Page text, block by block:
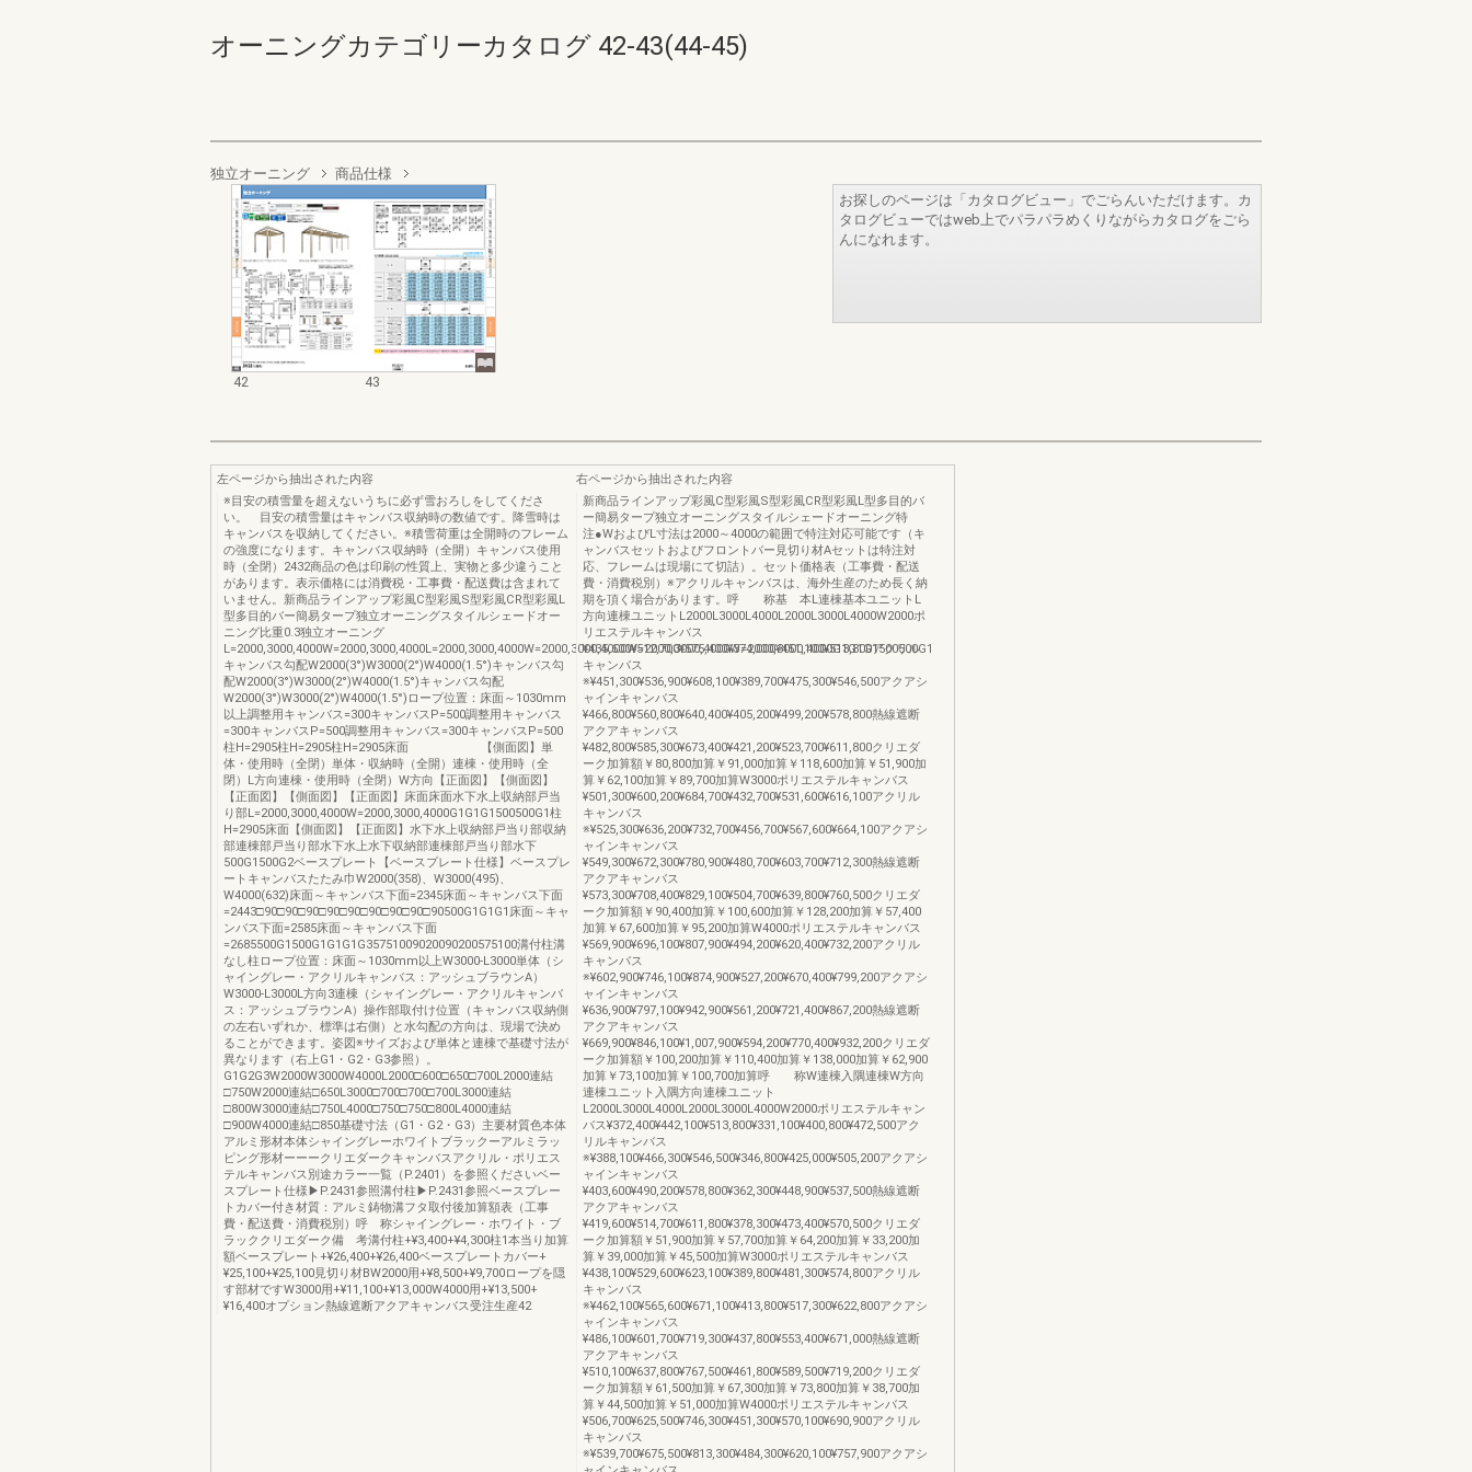
オーニングカテゴリーカタログ 42-43(44-45)
独立オーニング 商品仕様
42 43
お探しのページは「カタログビュー」でごらんいただけます。カ
タログビューではweb上でパラパラめくりながらカタログをごら
んになれます。
左ページから抽出された内容
※目安の積雪量を超えないうちに必ず雪おろしをしてくださ
い。 目安の積雪量はキャンバス収納時の数値です。降雪時は
キャンバスを収納してください。※積雪荷重は全開時のフレーム
の強度になります。キャンバス収納時（全開）キャンバス使用
時（全閉）2432商品の色は印刷の性質上、実物と多少違うこと
があります。表示価格には消費税・工事費・配送費は含まれて
いません。新商品ラインアップ彩風C型彩風S型彩風CR型彩風L
型多目的バー簡易タープ独立オーニングスタイルシェードオー
ニング比重0.3独立オーニング
L=2000,3000,4000W=2000,3000,4000L=2000,3000,4000W=2000,3000,4000W=2000,3000,4000W=2000,3000,4000G1G1G1500500G1
キャンバス勾配W2000(3°)W3000(2°)W4000(1.5°)キャンバス勾
配W2000(3°)W3000(2°)W4000(1.5°)キャンバス勾配
W2000(3°)W3000(2°)W4000(1.5°)ロープ位置：床面～1030mm
以上調整用キャンバス=300キャンバスP=500調整用キャンバス
=300キャンバスP=500調整用キャンバス=300キャンバスP=500
柱H=2905柱H=2905柱H=2905床面 【側面図】単
体・使用時（全閉）単体・収納時（全開）連棟・使用時（全
閉）L方向連棟・使用時（全閉）W方向【正面図】【側面図】
【正面図】【側面図】【正面図】床面床面水下水上収納部戸当
り部L=2000,3000,4000W=2000,3000,4000G1G1G1500500G1柱
H=2905床面【側面図】【正面図】水下水上収納部戸当り部収納
部連棟部戸当り部水下水上水下収納部連棟部戸当り部水下
500G1500G2ベースプレート【ベースプレート仕様】ベースプレ
ートキャンバスたたみ巾W2000(358)、W3000(495)、
W4000(632)床面～キャンバス下面=2345床面～キャンバス下面
=2443□90□90□90□90□90□90□90□90□90500G1G1G1床面～キャ
ンバス下面=2585床面～キャンバス下面
=2685500G1500G1G1G1G35751009020090200575100溝付柱溝
なし柱ロープ位置：床面～1030mm以上W3000-L3000単体（シ
ャイングレー・アクリルキャンバス：アッシュブラウンA）
W3000-L3000L方向3連棟（シャイングレー・アクリルキャンバ
ス：アッシュブラウンA）操作部取付け位置（キャンバス収納側
の左右いずれか、標準は右側）と水勾配の方向は、現場で決め
ることができます。姿図※サイズおよび単体と連棟で基礎寸法が
異なります（右上G1・G2・G3参照）。
G1G2G3W2000W3000W4000L2000□600□650□700L2000連結
□750W2000連結□650L3000□700□700□700L3000連結
□800W3000連結□750L4000□750□750□800L4000連結
□900W4000連結□850基礎寸法（G1・G2・G3）主要材質色本体
アルミ形材本体シャイングレーホワイトブラックーアルミラッ
ピング形材ーーークリエダークキャンバスアクリル・ポリエス
テルキャンバス別途カラー一覧（P.2401）を参照くださいベー
スプレート仕様▶︎P.2431参照溝付柱▶︎P.2431参照ベースプレー
トカバー付き材質：アルミ鋳物溝フタ取付後加算額表（工事
費・配送費・消費税別）呼 称シャイングレー・ホワイト・ブ
ラッククリエダーク備 考溝付柱+¥3,400+¥4,300柱1本当り加算
額ベースプレート+¥26,400+¥26,400ベースプレートカバー+
¥25,100+¥25,100見切り材BW2000用+¥8,500+¥9,700ロープを隠
す部材ですW3000用+¥11,100+¥13,000W4000用+¥13,500+
¥16,400オプション熱線遮断アクアキャンバス受注生産42
右ページから抽出された内容
新商品ラインアップ彩風C型彩風S型彩風CR型彩風L型多目的バ
ー簡易タープ独立オーニングスタイルシェードオーニング特
注●WおよびL寸法は2000～4000の範囲で特注対応可能です（キ
ャンバスセットおよびフロントバー見切り材Aセットは特注対
応、フレームは現場にて切詰）。セット価格表（工事費・配送
費・消費税別）※アクリルキャンバスは、海外生産のため長く納
期を頂く場合があります。呼 称基 本L連棟基本ユニットL
方向連棟ユニットL2000L3000L4000L2000L3000L4000W2000ポ
リエステルキャンバス
¥435,600¥512,700¥575,400¥374,000¥451,100¥513,800アクリル
キャンバス
※¥451,300¥536,900¥608,100¥389,700¥475,300¥546,500アクアシ
ャインキャンバス
¥466,800¥560,800¥640,400¥405,200¥499,200¥578,800熱線遮断
アクアキャンバス
¥482,800¥585,300¥673,400¥421,200¥523,700¥611,800クリエダ
ーク加算額￥80,800加算￥91,000加算￥118,600加算￥51,900加
算￥62,100加算￥89,700加算W3000ポリエステルキャンバス
¥501,300¥600,200¥684,700¥432,700¥531,600¥616,100アクリル
キャンバス
※¥525,300¥636,200¥732,700¥456,700¥567,600¥664,100アクアシ
ャインキャンバス
¥549,300¥672,300¥780,900¥480,700¥603,700¥712,300熱線遮断
アクアキャンバス
¥573,300¥708,400¥829,100¥504,700¥639,800¥760,500クリエダ
ーク加算額￥90,400加算￥100,600加算￥128,200加算￥57,400
加算￥67,600加算￥95,200加算W4000ポリエステルキャンバス
¥569,900¥696,100¥807,900¥494,200¥620,400¥732,200アクリル
キャンバス
※¥602,900¥746,100¥874,900¥527,200¥670,400¥799,200アクアシ
ャインキャンバス
¥636,900¥797,100¥942,900¥561,200¥721,400¥867,200熱線遮断
アクアキャンバス
¥669,900¥846,100¥1,007,900¥594,200¥770,400¥932,200クリエダ
ーク加算額￥100,200加算￥110,400加算￥138,000加算￥62,900
加算￥73,100加算￥100,700加算呼 称W連棟入隅連棟W方向
連棟ユニット入隅方向連棟ユニット
L2000L3000L4000L2000L3000L4000W2000ポリエステルキャン
バス¥372,400¥442,100¥513,800¥331,100¥400,800¥472,500アク
リルキャンバス
※¥388,100¥466,300¥546,500¥346,800¥425,000¥505,200アクアシ
ャインキャンバス
¥403,600¥490,200¥578,800¥362,300¥448,900¥537,500熱線遮断
アクアキャンバス
¥419,600¥514,700¥611,800¥378,300¥473,400¥570,500クリエダ
ーク加算額￥51,900加算￥57,700加算￥64,200加算￥33,200加
算￥39,000加算￥45,500加算W3000ポリエステルキャンバス
¥438,100¥529,600¥623,100¥389,800¥481,300¥574,800アクリル
キャンバス
※¥462,100¥565,600¥671,100¥413,800¥517,300¥622,800アクアシ
ャインキャンバス
¥486,100¥601,700¥719,300¥437,800¥553,400¥671,000熱線遮断
アクアキャンバス
¥510,100¥637,800¥767,500¥461,800¥589,500¥719,200クリエダ
ーク加算額￥61,500加算￥67,300加算￥73,800加算￥38,700加
算￥44,500加算￥51,000加算W4000ポリエステルキャンバス
¥506,700¥625,500¥746,300¥451,300¥570,100¥690,900アクリル
キャンバス
※¥539,700¥675,500¥813,300¥484,300¥620,100¥757,900アクアシ